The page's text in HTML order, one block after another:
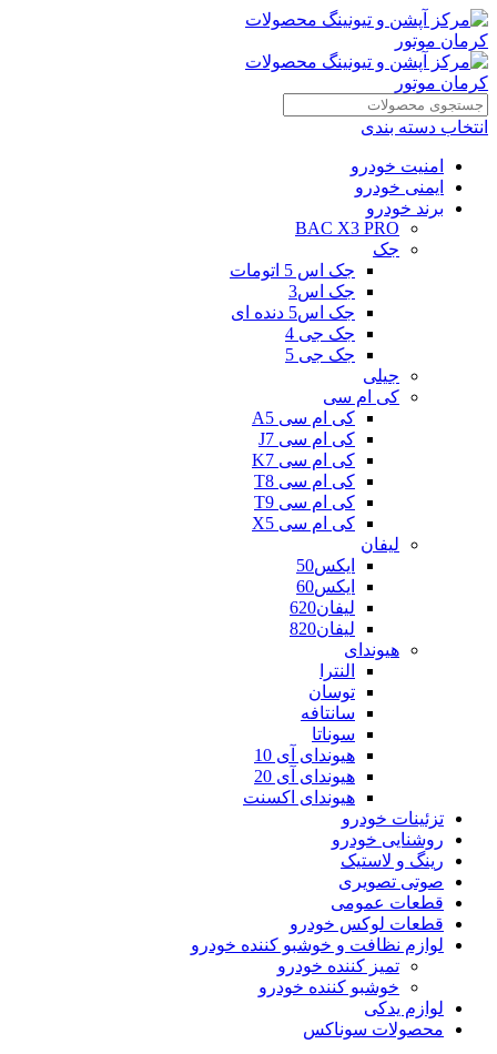
انتخاب دسته بندی
امنیت خودرو
ایمنی خودرو
برند خودرو
BAC X3 PRO
جک
جک اس 5 اتومات
جک اس3
جک اس5 دنده ای
جک جی 4
جک جی 5
جیلی
کی ام سی
کی ام سی A5
کی ام سی J7
کی ام سی K7
کی ام سی T8
کی ام سی T9
کی ام سی X5
لیفان
ایکس50
ایکس60
لیفان620
لیفان820
هیوندای
النترا
توسان
سانتافه
سوناتا
هیوندای آی 10
هیوندای آی 20
هیوندای اکسنت
تزئینات خودرو
روشنایی خودرو
رینگ و لاستیک
صوتی تصویری
قطعات عمومی
قطعات لوکس خودرو
لوازم نظافت و خوشبو کننده خودرو
تمیز کننده خودرو
خوشبو کننده خودرو
لوازم یدکی
محصولات سوناکس